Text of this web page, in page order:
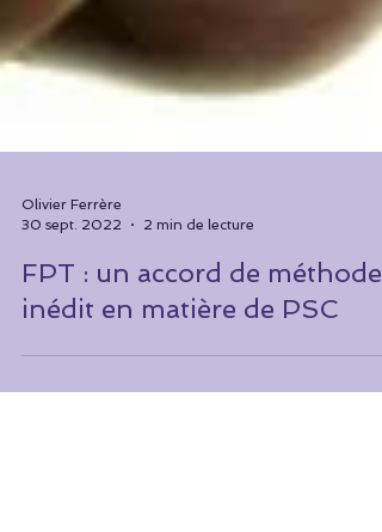
30 sept. 2022
2 min de lecture
FPT : un accord de méthode
inédit en matière de PSC